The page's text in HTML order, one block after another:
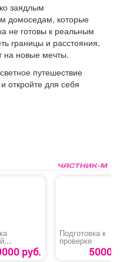
заядлым
домоседам, которые
не готовы к реальным
границы и расстояния,
на новые мечты.
путешествие
откройте для себя
руб.
Подготовка к
проверке
5000